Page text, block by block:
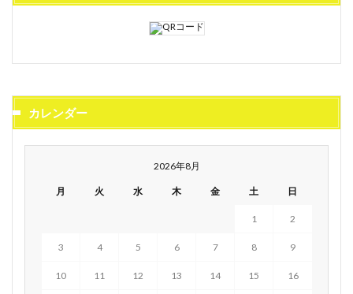
カレンダー
2026年8月
月 火 水 木 金 土 日
1 2
3 4 5 6 7 8 9
10 11 12 13 14 15 16